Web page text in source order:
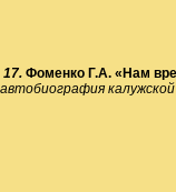
17. Фоменко Г.А. «Нам
автобиография